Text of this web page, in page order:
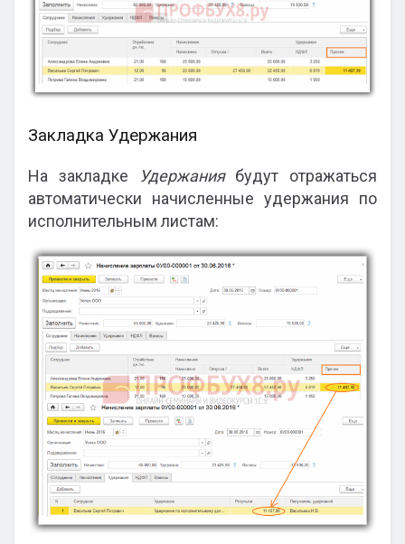
Закладка Удержания
На закладке Удержаниябудут отражаться
автоматически начисленные удержания по
исполнительным листам: